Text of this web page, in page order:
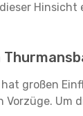
Hinsicht
großen
Um